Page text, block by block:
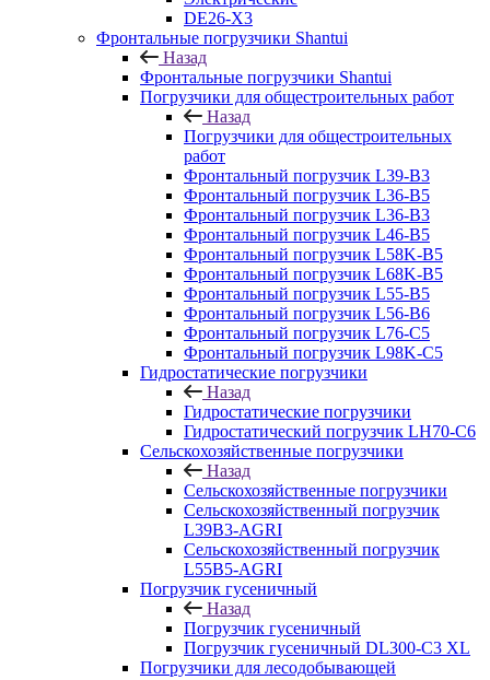
DE26-X3
Фронтальные погрузчики Shantui
Назад
Фронтальные погрузчики Shantui
Погрузчики для общестроительных работ
Назад
Погрузчики для общестроительных
работ
Фронтальный погрузчик L39-B3
Фронтальный погрузчик L36-B5
Фронтальный погрузчик L36-B3
Фронтальный погрузчик L46-B5
Фронтальный погрузчик L58K-B5
Фронтальный погрузчик L68K-B5
Фронтальный погрузчик L55-B5
Фронтальный погрузчик L56-B6
Фронтальный погрузчик L76-С5
Фронтальный погрузчик L98K-C5
Гидростатические погрузчики
Назад
Гидростатические погрузчики
Гидростатический погрузчик LH70-C6
Сельскохозяйственные погрузчики
Назад
Сельскохозяйственные погрузчики
Сельскохозяйственный погрузчик
L39B3-AGRI
Сельскохозяйственный погрузчик
L55B5-AGRI
Погрузчик гусеничный
Назад
Погрузчик гусеничный
Погрузчик гусеничный DL300-C3 XL
Погрузчики для лесодобывающей